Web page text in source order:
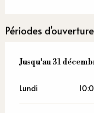
Périodes d'ouverture
Du2 janvier 2026
Jusqu'au31
Lundi